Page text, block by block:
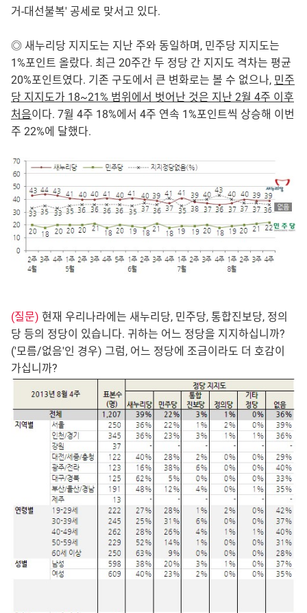
거-대선불복' 공세로 맞서고 있다.
◎ 새누리당 지지도는 지난 주와 동일하며, 민주당 지지도는
1%포인트 올랐다. 최근 20주간 두 정당 간 지지도 격차는 평균
20%포인트였다. 기존 구도에서 큰 변화로는 볼 수 없으나, 민주
당 지지도가 18~21% 범위에서 벗어난 것은 지난 2월 4주 이후
처음이다. 7월 4주 18%에서 4주 연속 1%포인트씩 상승해 이번
주 22%에 달했다.
(질문) 현재 우리나라에는 새누리당, 민주당, 통합진보당, 정의
당 등의 정당이 있습니다. 귀하는 어느 정당을 지지하십니까?
('모름/없음'인 경우) 그럼, 어느 정당에 조금이라도 더 호감이
가십니까?